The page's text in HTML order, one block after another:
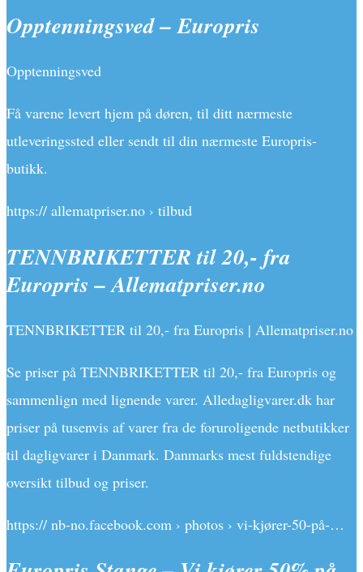
Opptenningsved – Europris
Opptenningsved
Få varene levert hjem på døren, til ditt nærmeste
utleveringssted eller sendt til din nærmeste Europris-
butikk.
https:// allematpriser.no › tilbud
TENNBRIKETTER til 20,- fra
Europris – Allematpriser.no
TENNBRIKETTER til 20,- fra Europris | Allematpriser.no
Se priser på TENNBRIKETTER til 20,- fra Europris og
sammenlign med lignende varer. Alledagligvarer.dk har
priser på tusenvis af varer fra de foruroligende netbutikker
til dagligvarer i Danmark. Danmarks mest fuldstendige
oversikt tilbud og priser.
https:// nb-no.facebook.com › photos › vi-kjører-50-på-…